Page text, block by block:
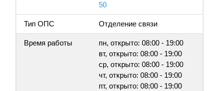
50
Тип ОПС Отделение связи
Время работы
пн, открыто: 08:00 - 19:00
вт, открыто: 08:00 - 19:00
ср, открыто: 08:00 - 19:00
чт, открыто: 08:00 - 19:00
пт, открыто: 08:00 - 19:00